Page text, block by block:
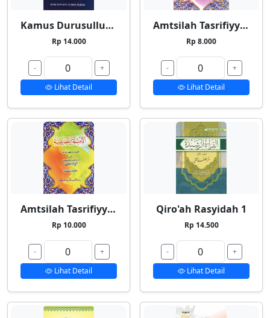
Kamus Durusullughah 2
Rp 14.000
-
+
Lihat Detail
Amtsilah Tasrifiyyah Kecil
Rp 8.000
-
+
Lihat Detail
Amtsilah Tasrifiyyah Besar
Rp 10.000
-
+
Lihat Detail
Qiro'ah Rasyidah 1
Rp 14.500
-
+
Lihat Detail